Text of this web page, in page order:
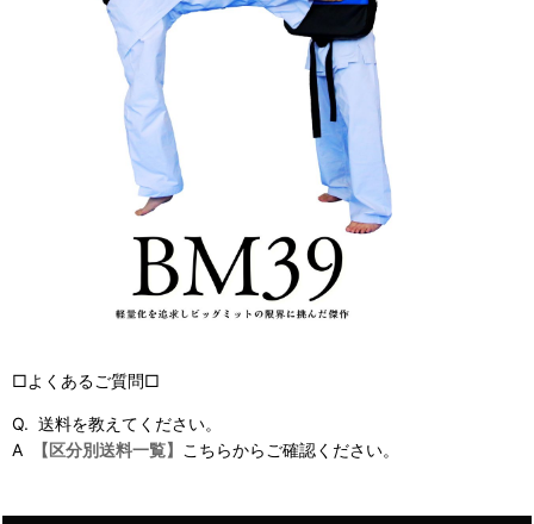
□よくあるご質問□
Q. 送料を教えてください。
A
【区分別送料一覧】 こちらからご確認ください。